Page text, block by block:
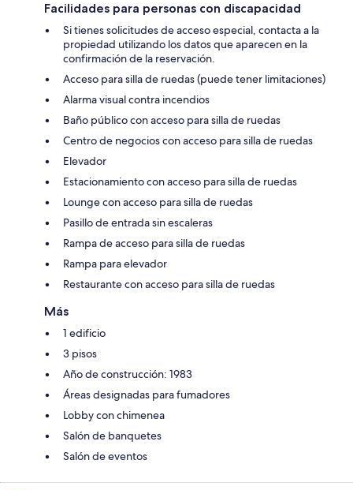
Facilidades para personas con discapacidad
Si tienes solicitudes de acceso especial, contacta a la
propiedad utilizando los datos que aparecen en la
confirmación de la reservación.
Acceso para silla de ruedas (puede tener limitaciones)
Alarma visual contra incendios
Baño público con acceso para silla de ruedas
Centro de negocios con acceso para silla de ruedas
Elevador
Estacionamiento con acceso para silla de ruedas
Lounge con acceso para silla de ruedas
Pasillo de entrada sin escaleras
Rampa de acceso para silla de ruedas
Rampa para elevador
Restaurante con acceso para silla de ruedas
Más
1 edificio
3 pisos
Año de construcción: 1983
Áreas designadas para fumadores
Lobby con chimenea
Salón de banquetes
Salón de eventos